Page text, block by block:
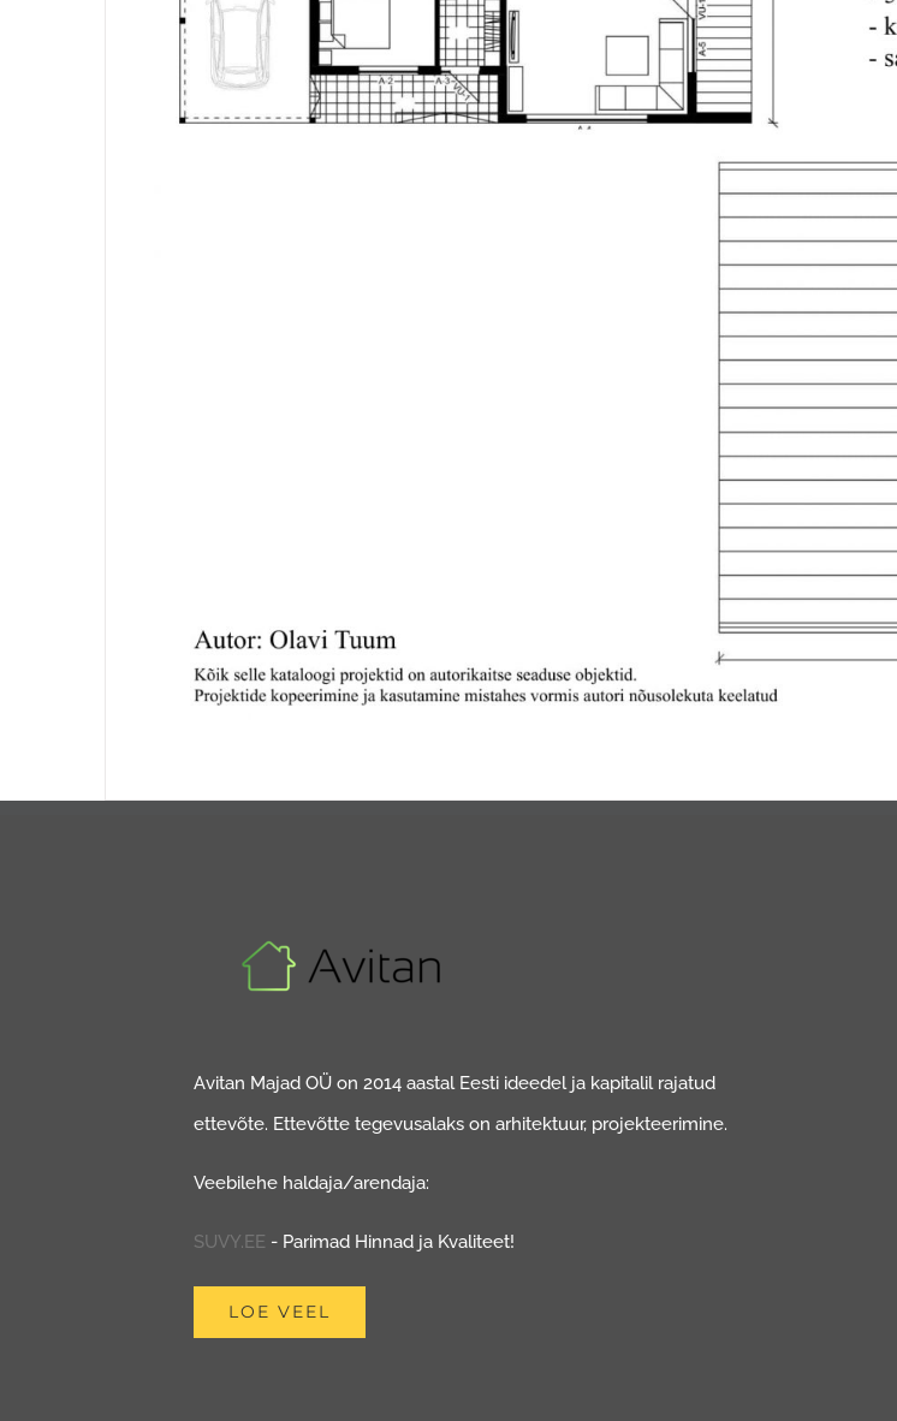
Avitan Majad OÜ on 2014 aastal Eesti ideedel ja kapitalil rajatud
ettevõte. Ettevõtte tegevusalaks on arhitektuur, projekteerimine.
Veebilehe haldaja/arendaja:
SUVY.EE - Parimad Hinnad ja Kvaliteet!
LOE VEEL